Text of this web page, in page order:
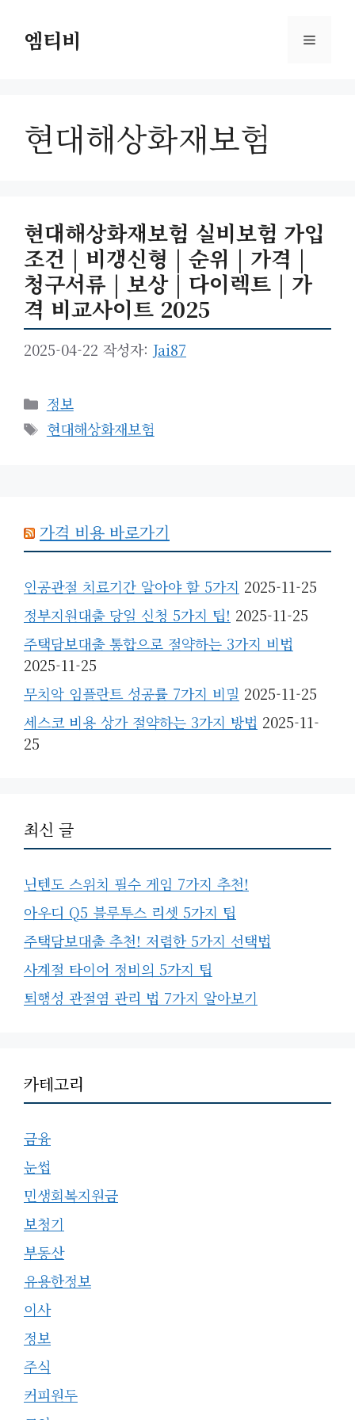
엠티비 메
현대해상화재보험
현대해상화재보험 실비보험 가입
조건 | 비갱신형 | 순위 | 가격 |
청구서류 | 보상 | 다이렉트 | 가
격 비교사이트 2025
2025-04-22 작성자: Jai87
카
테
고
정보
태
현대해상화재보험
가격 비용 바로가기
인공관절 치료기간 알아야 할 5가지 2025-11-25
정부지원대출 당일 신청 5가지 팁! 2025-11-25
주택담보대출 통합으로 절약하는 3가지 비법
2025-11-25
무치악 임플란트 성공률 7가지 비밀 2025-11-25
세스코 비용 상가 절약하는 3가지 방법 2025-11-
25
최신 글
닌텐도 스위치 필수 게임 7가지 추천!
아우디 Q5 블루투스 리셋 5가지 팁
주택담보대출 추천! 저렴한 5가지 선택법
사계절 타이어 정비의 5가지 팁
퇴행성 관절염 관리 법 7가지 알아보기
카테고리
금융
눈썹
민생회복지원금
보청기
부동산
유용한정보
이사
정보
주식
커피원두